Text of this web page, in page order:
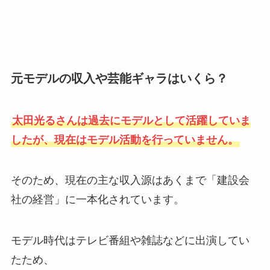
元モデルの収入や芸能ギャラはいくら？
太田光るさんは過去にモデルとして活躍していま
したが、現在はモデル活動を行っていません。
そのため、現在の主な収入源はあくまで「建設会
社の経営」に一本化されています。
モデル時代はテレビ番組や雑誌などに出演してい
たため、